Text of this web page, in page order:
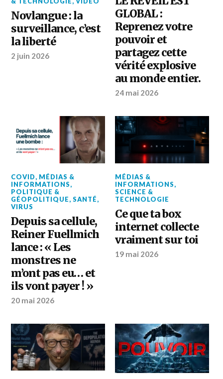
Novlangue : la
surveillance, c’est
la liberté
2 juin 2026
GLOBAL :
Reprenez votre
pouvoir et
partagez cette
vérité explosive
au monde entier.
24 mai 2026
COVID, MÉDIAS &
INFORMATIONS,
POLITIQUE &
GÉOPOLITIQUE,SANTÉ,
VIRUS
Depuis sa cellule,
Reiner Fuellmich
lance : « Les
monstres ne
m’ont pas eu… et
ils vont payer ! »
20 mai 2026
MÉDIAS &
INFORMATIONS,
SCIENCE &
TECHNOLOGIE
Ce que ta box
internet collecte
vraiment sur toi
19 mai 2026